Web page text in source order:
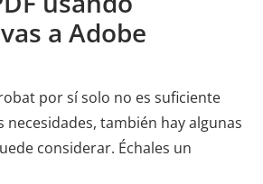
a Adobe
por sí solo no es suficiente
necesidades, también hay algunas
considerar. Échales un